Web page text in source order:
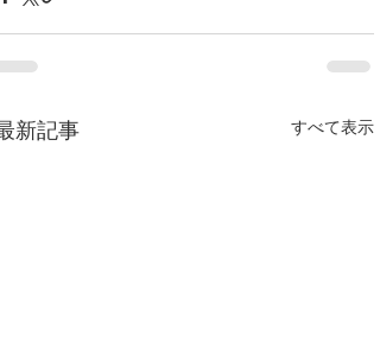
新記事 すべて表示